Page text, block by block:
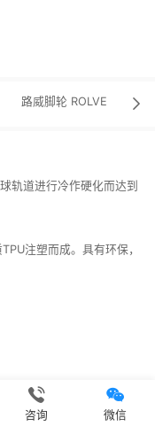
路威脚轮 ROLVE 
轨道进行冷作硬化而达到
注塑而成。具有环保，

咨询

微信